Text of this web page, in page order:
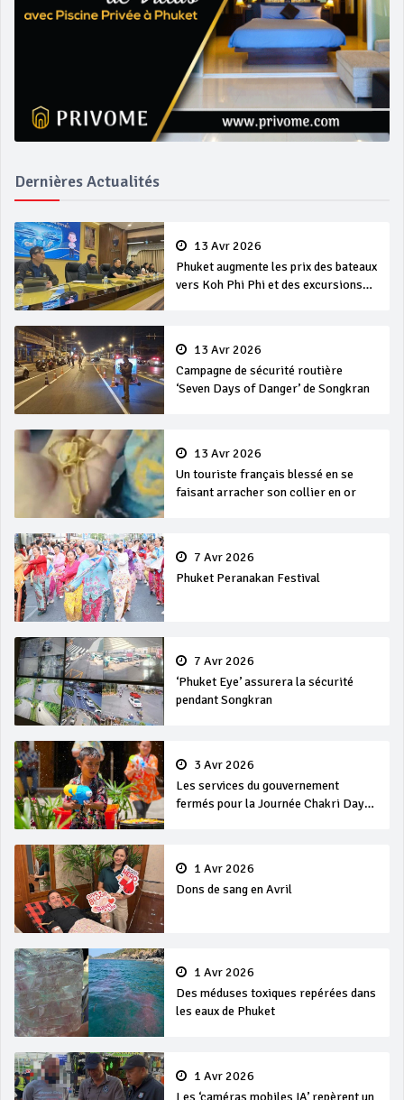
Dernières Actualités
13 Avr 2026
Phuket augmente les prix des bateaux
vers Koh Phi Phi et des excursions
13 Avr 2026
Campagne de sécurité routière
‘Seven Days of Danger’ de Songkran
13 Avr 2026
Un touriste français blessé en se
faisant arracher son collier en or
7 Avr 2026
Phuket Peranakan Festival
7 Avr 2026
‘Phuket Eye’ assurera la sécurité
pendant Songkran
3 Avr 2026
Les services du gouvernement
fermés pour la Journée Chakri Day
1 Avr 2026
Dons de sang en Avril
1 Avr 2026
Des méduses toxiques repérées dans
les eaux de Phuket
1 Avr 2026